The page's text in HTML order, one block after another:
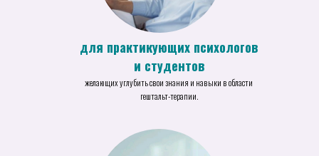
желающих углубить свои знания и навыки в области
гештальт-терапии.
для практикующих психологов
и студентов